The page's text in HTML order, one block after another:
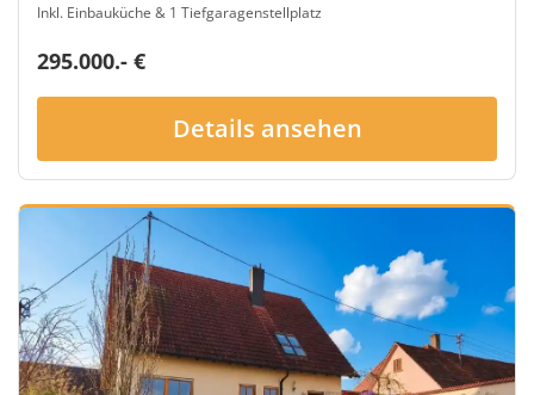
Inkl. Einbauküche & 1 Tiefgaragenstellplatz
295.000.- €
Details ansehen